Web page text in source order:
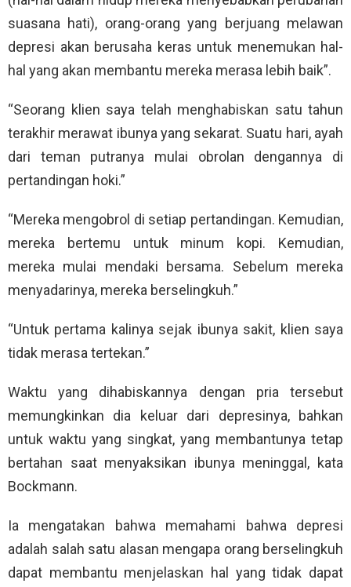
suasana hati), orang-orang yang berjuang melawan
depresi akan berusaha keras untuk menemukan hal-
hal yang akan membantu mereka merasa lebih baik”.
“Seorang klien saya telah menghabiskan satu tahun
terakhir merawat ibunya yang sekarat. Suatu hari, ayah
dari teman putranya mulai obrolan dengannya di
pertandingan hoki.”
“Mereka mengobrol di setiap pertandingan. Kemudian,
mereka bertemu untuk minum kopi. Kemudian,
mereka mulai mendaki bersama. Sebelum mereka
menyadarinya, mereka berselingkuh.”
“Untuk pertama kalinya sejak ibunya sakit, klien saya
tidak merasa tertekan.”
Waktu yang dihabiskannya dengan pria tersebut
memungkinkan dia keluar dari depresinya, bahkan
untuk waktu yang singkat, yang membantunya tetap
bertahan saat menyaksikan ibunya meninggal, kata
Bockmann.
Ia mengatakan bahwa memahami bahwa depresi
adalah salah satu alasan mengapa orang berselingkuh
dapat membantu menjelaskan hal yang tidak dapat